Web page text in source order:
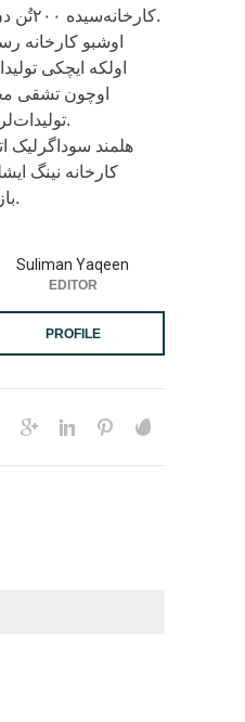
کارخانه‌سیده ۲۰۰تُن دن آرتیق یاغ تولید بۉلگن.
اوشبو کارخانه
اولکه ایچکی
اوچون تشقی
تولیدات‌لردن فایده‌لنیشی کېره‌ک.
هلمند سوداگرلیک
کارخانه نینگ
بازارلریگه عرضه قیله‌دی.
Suliman Yaqeen
EDITOR
PROFILE